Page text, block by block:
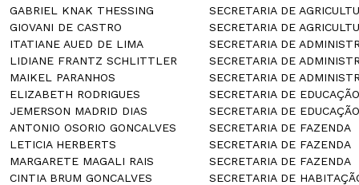
GABRIEL KNAK THESSING
SECRETARIA DE
GIOVANI DE CASTRO
SECRETARIA DE
ITATIANE AUED DE LIMA
SECRETARIA DE
LIDIANE FRANTZ SCHLITTLER
SECRETARIA DE
MAIKEL PARANHOS
SECRETARIA DE
ELIZABETH RODRIGUES
SECRETARIA DE EDUCAÇÃO
JEMERSON MADRID DIAS
SECRETARIA DE EDUCAÇÃO
ANTONIO OSORIO GONCALVES
SECRETARIA DE FAZENDA
LETICIA HERBERTS
SECRETARIA DE FAZENDA
MARGARETE MAGALI RAIS
SECRETARIA DE FAZENDA
CINTIA BRUM GONCALVES
SECRETARIA DE